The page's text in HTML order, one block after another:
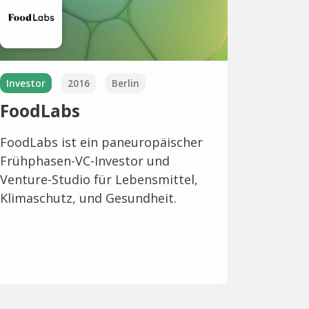
Investor 2016 Berlin
FoodLabs
FoodLabs ist ein paneuropäischer
Frühphasen-VC-Investor und
Venture-Studio für Lebensmittel,
Klimaschutz, und Gesundheit.